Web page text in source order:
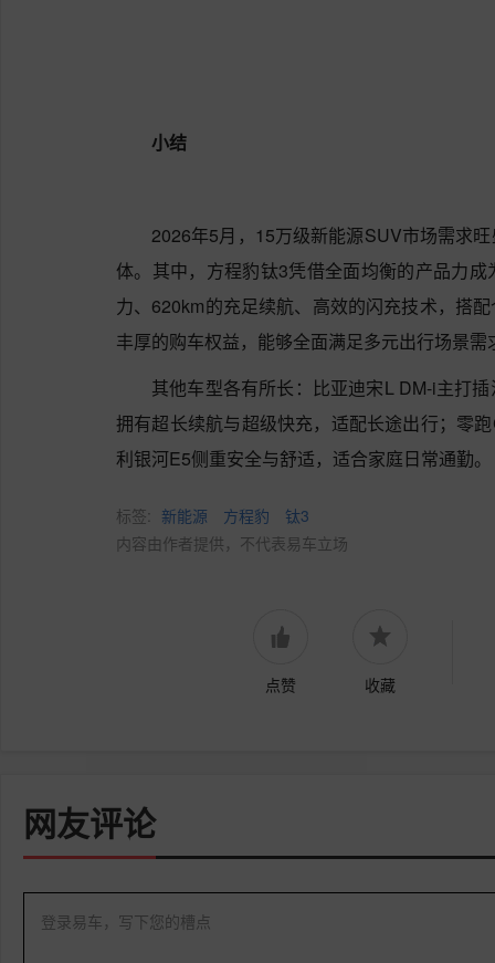
小结
2026年5月，15万级新能源SUV市场需求
体。其中，方程豹钛3凭借全面均衡的产品力
力、620km的充足续航、高效的闪充技术，搭
丰厚的购车权益，能够全面满足多元出行场景需
其他车型各有所长：比亚迪宋L DM-i主打
拥有超长续航与超级快充，适配长途出行；零
利银河E5侧重安全与舒适，适合家庭日常通勤。
标签: 新能源 方程豹
钛3
内容由作者提供，不代表易车立场
点赞 收藏
网友评论
登录易车，写下您的槽点